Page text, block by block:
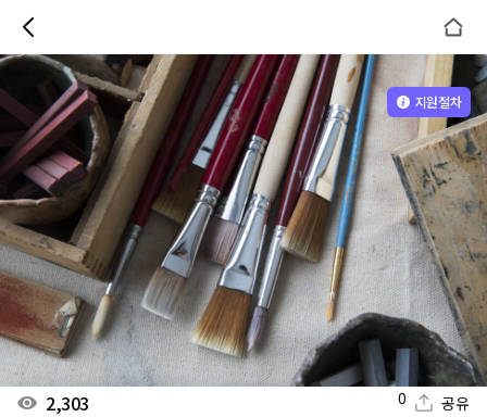
2,303 0 공유
지원절차